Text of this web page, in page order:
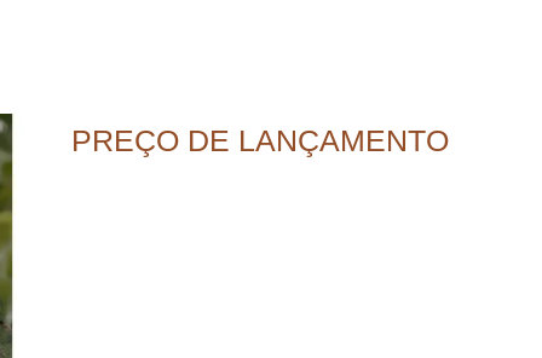
PREÇO DE LANÇAMENTO